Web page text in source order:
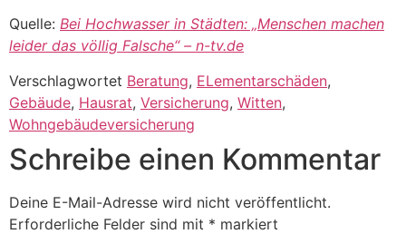
Quelle: Bei Hochwasser in Städten: „Menschen machen
leider das völlig Falsche“ – n-tv.de
Verschlagwortet Beratung, ELementarschäden,
Gebäude, Hausrat, Versicherung, Witten,
Wohngebäudeversicherung
Schreibe einen Kommentar
Deine E-Mail-Adresse wird nicht veröffentlicht.
Erforderliche Felder sind mit * markiert